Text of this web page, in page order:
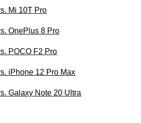
Mi 10T Pro
OnePlus 8 Pro
POCO F2 Pro
iPhone 12 Pro Max
Galaxy Note 20 Ultra